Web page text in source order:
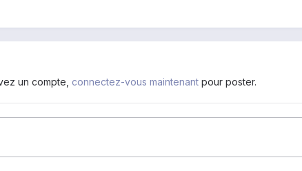
un compte, connectez-vous maintenant pour poster.